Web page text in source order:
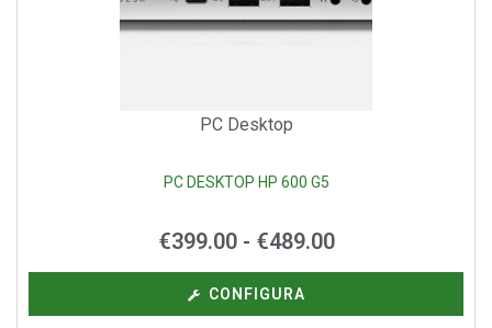
PC Desktop
PC DESKTOP HP 600 G5
€399.00 - €489.00
CONFIGURA